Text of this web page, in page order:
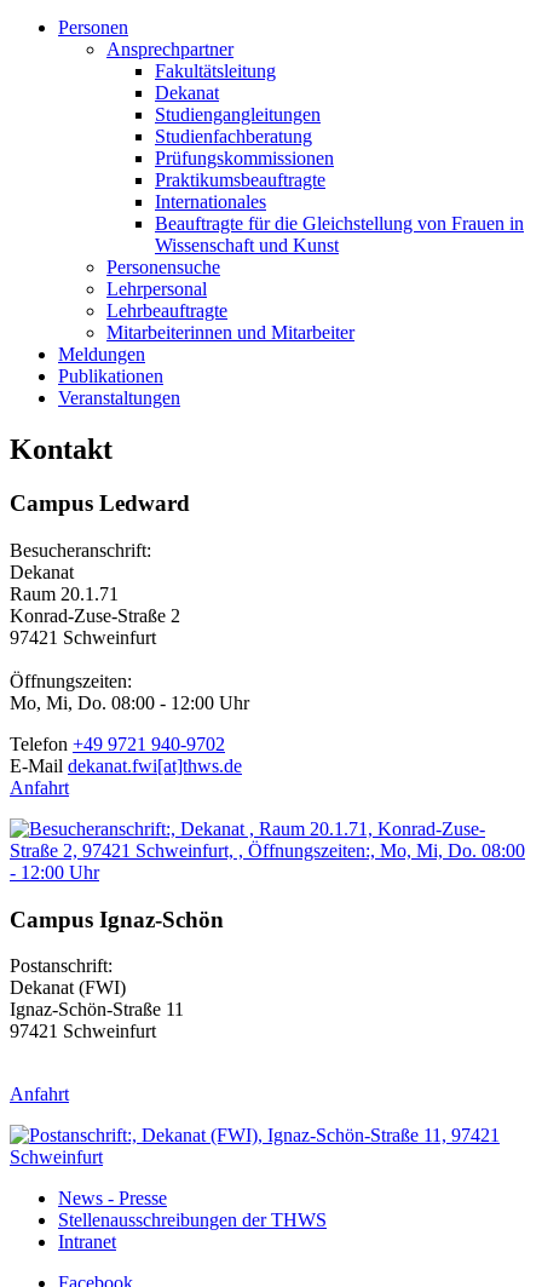
Personen
Ansprechpartner
Fakultätsleitung
Dekanat
Studiengangleitungen
Studienfachberatung
Prüfungskommissionen
Praktikumsbeauftragte
Internationales
Beauftragte für die Gleichstellung von Frauen in
Wissenschaft und Kunst
Personensuche
Lehrpersonal
Lehrbeauftragte
Mitarbeiterinnen und Mitarbeiter
Meldungen
Publikationen
Veranstaltungen
Kontakt
Campus Ledward
Besucheranschrift:
Dekanat
Raum 20.1.71
Konrad-Zuse-Straße 2
97421 Schweinfurt
Öffnungszeiten:
Mo, Mi, Do. 08:00 - 12:00 Uhr
Telefon +49 9721 940-9702
E-Mail dekanat.fwi[at]thws.de
Anfahrt
Campus Ignaz-Schön
Postanschrift:
Dekanat (FWI)
Ignaz-Schön-Straße 11
97421 Schweinfurt
Anfahrt
News - Presse
Stellenausschreibungen der THWS
Intranet